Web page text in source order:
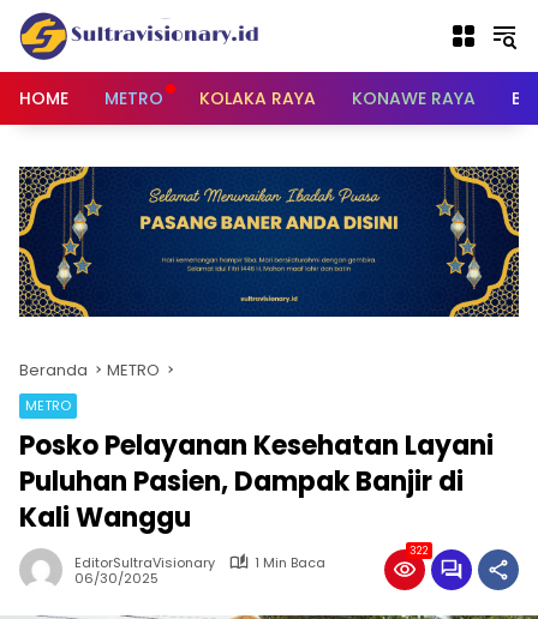
Langsung
konten
HOME
METRO KOLAKA RAYA KONAWE RAYA
Beranda METRO
METRO
Posko Pelayanan Kesehatan Layani
Puluhan Pasien, Dampak Banjir di
Kali Wanggu
EditorSultraVisionary
1 Min Baca
06/30/2025
322